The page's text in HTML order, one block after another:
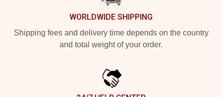
WORLDWIDE SHIPPING
Shipping fees and delivery time depends on the country
and total weight of your order.